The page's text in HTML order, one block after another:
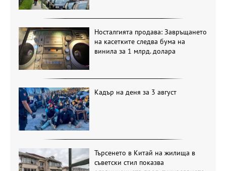
Носталгията продава: Завръщането
на касетките следва бума на
винила за 1 млрд. долара
Кадър на деня за 3 август
Търсенето в Китай на жилища в
съветски стил показва